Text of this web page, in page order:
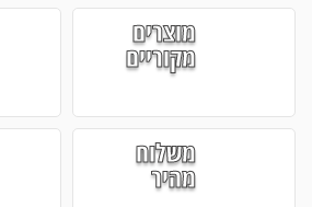
מוצרים
מקוריים
משלוח
מהיר